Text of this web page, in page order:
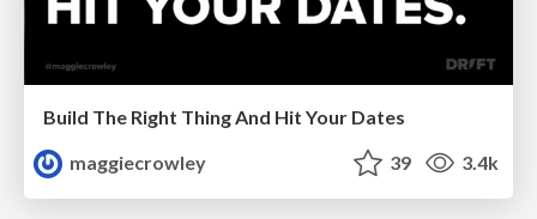
Build The Right Thing And Hit Your Dates
maggiecrowley
39 3.4k